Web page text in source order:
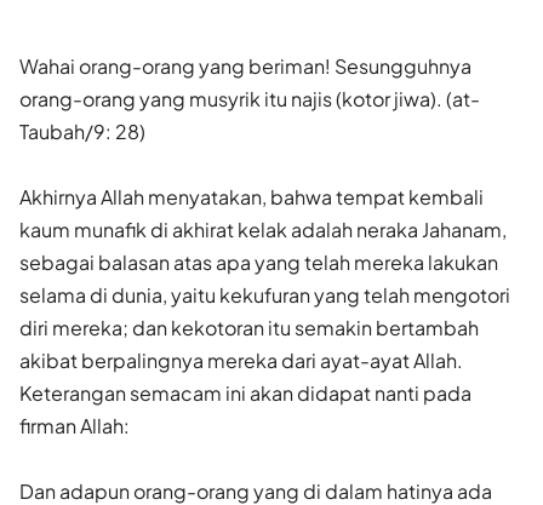
Wahai orang-orang yang beriman! Sesungguhnya
orang-orang yang musyrik itu najis (kotor jiwa). (at-
Taubah/9: 28)
Akhirnya Allah menyatakan, bahwa tempat kembali
kaum munafik di akhirat kelak adalah neraka Jahanam,
sebagai balasan atas apa yang telah mereka lakukan
selama di dunia, yaitu kekufuran yang telah mengotori
diri mereka; dan kekotoran itu semakin bertambah
akibat berpalingnya mereka dari ayat-ayat Allah.
Keterangan semacam ini akan didapat nanti pada
firman Allah:
Dan adapun orang-orang yang di dalam hatinya ada